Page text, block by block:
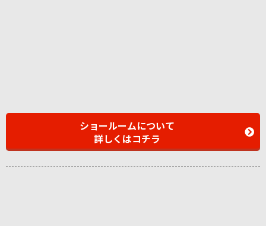
ショールームについて
詳しくはコチラ